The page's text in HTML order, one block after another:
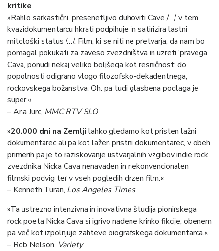
kritike
»Rahlo sarkastični, presenetljivo duhoviti Cave /…/ v tem
kvazidokumentarcu hkrati podpihuje in satirizira lastni
mitološki status /…/. Film, ki se niti ne pretvarja, da nam bo
pomagal pokukati za zaveso zvezdništva in uzreti ‘pravega’
Cava, ponudi nekaj veliko boljšega kot resničnost: do
popolnosti odigrano vlogo filozofsko-dekadentnega,
rockovskega božanstva. Oh, pa tudi glasbena podlaga je
super.«
– Ana Jurc, MMC RTV SLO
»20.000 dni na Zemlji lahko gledamo kot pristen lažni
dokumentarec ali pa kot lažen pristni dokumentarec, v obeh
primerih pa je to raziskovanje ustvarjalnih vzgibov indie rock
zvezdnika Nicka Cava nenavaden in nekonvencionalen
filmski podvig ter v vseh pogledih drzen film.«
– Kenneth Turan, Los Angeles Times
»Ta ustrezno intenzivna in inovativna študija pionirskega
rock poeta Nicka Cava si igrivo nadene krinko fikcije, obenem
pa več kot izpolnjuje zahteve biografskega dokumentarca.«
– Rob Nelson, Variety